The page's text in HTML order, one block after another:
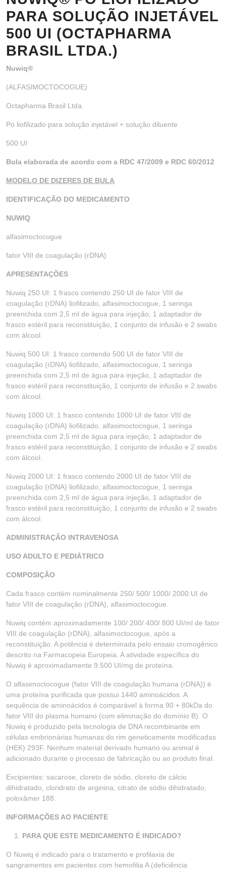
PARA SOLUÇÃO INJETÁVEL
500 UI (OCTAPHARMA
BRASIL LTDA.)
Nuwiq®
(ALFASIMOCTOCOGUE)
Octapharma Brasil Ltda.
Pó liofilizado para solução injetável + solução diluente
500 UI
Bula elaborada de acordo com a RDC 47/2009 e RDC 60/2012
MODELO DE DIZERES DE BULA
IDENTIFICAÇÃO DO MEDICAMENTO
NUWIQ
alfasimoctocogue
fator VIII de coagulação (rDNA)
APRESENTAÇÕES
Nuwiq 250 UI: 1 frasco contendo 250 UI de fator VIII de
coagulação (rDNA) liofilizado, alfasimoctocogue, 1 seringa
preenchida com 2,5 ml de água para injeção, 1 adaptador de
frasco estéril para reconstituição, 1 conjunto de infusão e 2 swabs
com álcool.
Nuwiq 500 UI: 1 frasco contendo 500 UI de fator VIII de
coagulação (rDNA) liofilizado, alfasimoctocogue, 1 seringa
preenchida com 2,5 ml de água para injeção, 1 adaptador de
frasco estéril para reconstituição, 1 conjunto de infusão e 2 swabs
com álcool.
Nuwiq 1000 UI: 1 frasco contendo 1000 UI de fator VIII de
coagulação (rDNA) liofilizado, alfasimoctocogue, 1 seringa
preenchida com 2,5 ml de água para injeção, 1 adaptador de
frasco estéril para reconstituição, 1 conjunto de infusão e 2 swabs
com álcool.
Nuwiq 2000 UI: 1 frasco contendo 2000 UI de fator VIII de
coagulação (rDNA) liofilizado, alfasimoctocogue, 1 seringa
preenchida com 2,5 ml de água para injeção, 1 adaptador de
frasco estéril para reconstituição, 1 conjunto de infusão e 2 swabs
com álcool.
ADMINISTRAÇÃO INTRAVENOSA
USO ADULTO E PEDIÁTRICO
COMPOSIÇÃO
Cada frasco contém nominalmente 250/ 500/ 1000/ 2000 UI de
fator VIII de coagulação (rDNA), alfasimoctocogue.
Nuwiq contém aproximadamente 100/ 200/ 400/ 800 UI/ml de fator
VIII de coagulação (rDNA), alfasimoctocogue, após a
reconstituição. A potência é determinada pelo ensaio cromogênico
descrito na Farmacopeia Europeia. A atividade específica do
Nuwiq é aproximadamente 9.500 UI/mg de proteína.
O alfasimoctocogue (fator VIII de coagulação humana (rDNA)) é
uma proteína purificada que possui 1440 aminoácidos. A
sequência de aminoácidos é comparável à forma 90 + 80kDa do
fator VIII do plasma humano (com eliminação do domínio B). O
Nuwiq é produzido pela tecnologia de DNA recombinante em
células embrionárias humanas do rim geneticamente modificadas
(HEK) 293F. Nenhum material derivado humano ou animal é
adicionado durante o processo de fabricação ou ao produto final.
Excipientes: sacarose, cloreto de sódio, cloreto de cálcio
dihidratado, cloridrato de arginina, citrato de sódio dihidratado,
poloxâmer 188.
INFORMAÇÕES AO PACIENTE
PARA QUE ESTE MEDICAMENTO É INDICADO?
O Nuwiq é indicado para o tratamento e profilaxia de
sangramentos em pacientes com hemofilia A (deficiência